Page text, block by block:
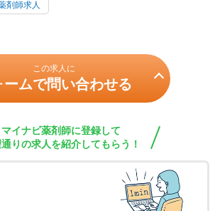
剤師求人
この求人に
ームで問い合わせる
マイナビ薬剤師に登録して
りの求人を紹介してもらう！